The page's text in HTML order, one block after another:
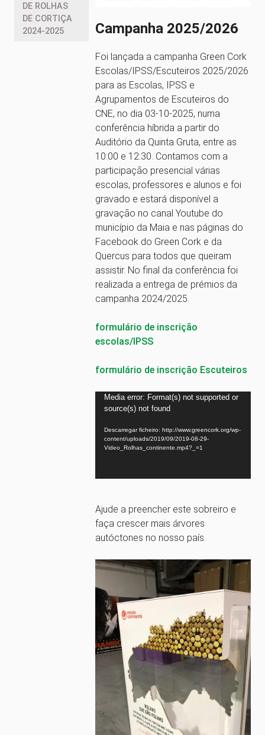
DE ROLHAS
DE CORTIÇA
2024-2025
Campanha 2025/2026
Foi lançada a campanha Green Cork
Escolas/IPSS/Escuteiros 2025/2026
para as Escolas, IPSS e
Agrupamentos de Escuteiros do
CNE, no dia 03-10-2025, numa
conferência híbrida a partir do
Auditório da Quinta Gruta, entre as
10:00 e 12:30. Contamos com a
participação presencial várias
escolas, professores e alunos e foi
gravado e estará disponível a
gravação no canal Youtube do
município da Maia e nas páginas do
Facebook do Green Cork e da
Quercus para todos que queiram
assistir. No final da conferência foi
realizada a entrega de prémios da
campanha 2024/2025.
formulário de inscrição
escolas/IPSS
formulário de inscrição Escuteiros
Reprodutor
de
vídeo
Media error: Format(s) not supported or
source(s) not found
Descarregar ficheiro: http://www.greencork.org/wp-
content/uploads/2019/09/2019-08-29-
Video_Rolhas_continente.mp4?_=1
Ajude a preencher este sobreiro e
faça crescer mais árvores
autóctones no nosso país.